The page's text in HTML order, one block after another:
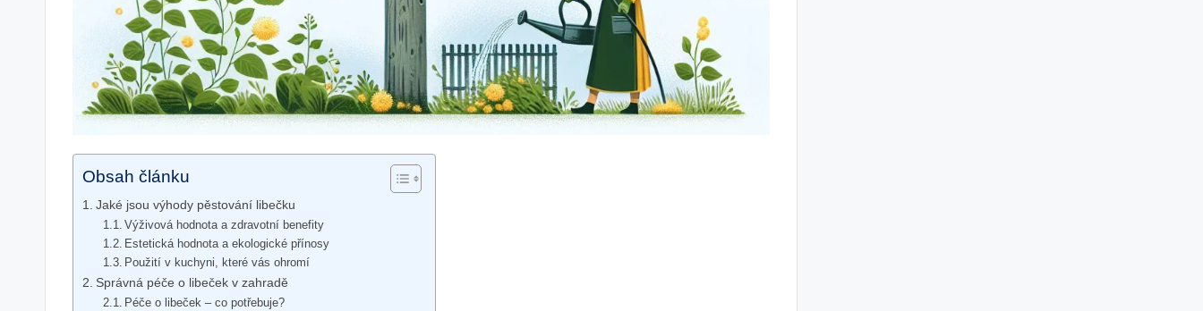
Obsah článku
Jaké jsou výhody pěstování libečku
Výživová hodnota a zdravotní benefity
Estetická hodnota a ekologické přínosy
Použití v kuchyni, které vás ohromí
Správná péče o libeček v zahradě
Péče o libeček – co potřebuje?